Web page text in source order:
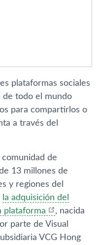
plataformas sociales
todo el mundo
para compartirlos o
a través del
de
13 millones de
y regiones del
la adquisición del
plataforma
, nacida
parte de Visual
VCG Hong